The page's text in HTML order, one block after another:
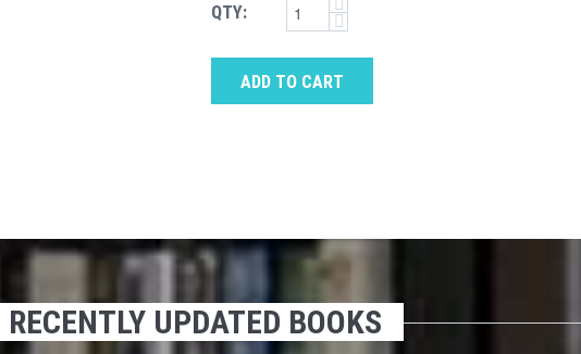
QTY:
ADD TO CART
RECENTLY UPDATED BOOKS